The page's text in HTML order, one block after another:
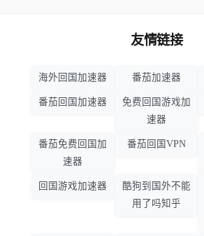
友情链接
海外回国加速器 番茄加速器
番茄回国加速器
免费回国游戏加
速器
番茄免费回国加
速器
番茄回国VPN
回国游戏加速器
酷狗到国外不能
用了吗知乎